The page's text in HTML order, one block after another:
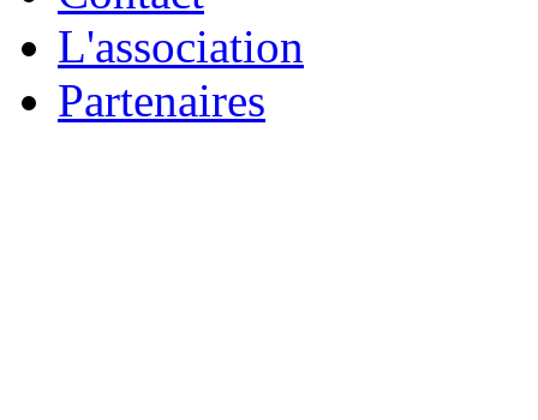
L'association
Partenaires